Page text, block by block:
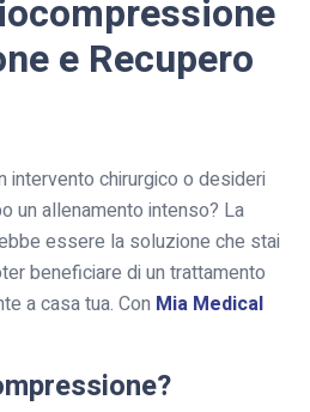
e Recupero
intervento chirurgico o desideri
un allenamento intenso? La
essere la soluzione che stai
beneficiare di un trattamento
a casa tua. Con Mia Medical